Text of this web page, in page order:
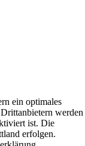
ein optimales
werden
ist. Die
erfolgen.